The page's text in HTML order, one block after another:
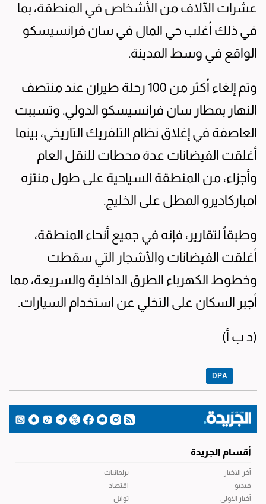
عشرات الآلاف من الأشخاص في المنطقة، بما
في ذلك أغلب حي المال في سان فرانسيسكو
الواقع في وسط المدينة.
وتم إلغاء أكثر من 100 رحلة طيران عند منتصف
النهار بمطار سان فرانسيسكو الدولي. وتسببت
العاصفة في إغلاق نظام التلفريك التاريخي، بينما
أغلقت الفيضانات عدة محطات للنقل العام
وأجزاء، من المنطقة السياحية على طول منتزه
امباركاديرو المطل على الخليج.
وطبقاً لتقارير، فإنه في جميع أنحاء المنطقة،
أغلقت الفيضانات والأشجار التي سقطت
وخطوط الكهرباء الطرق الداخلية والسريعة، مما
أجبر السكان على التخلي عن استخدام السيارات.
(د ب أ)
DPA
أقسام الجريدة
آخر الاخبار
فيديو
أخبار الاولى
برلمانيات
اقتصاد
توابل